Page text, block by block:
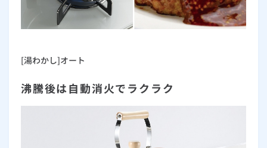
[湯わかし]オート
沸騰後は自動消火でラクラク